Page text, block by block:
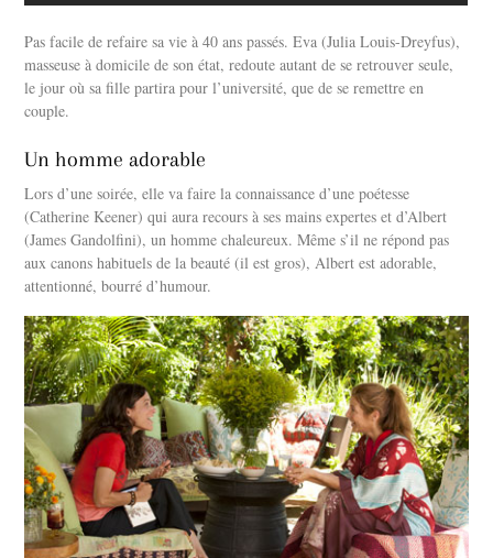
Pas facile de refaire sa vie à 40 ans passés. Eva (Julia Louis-Dreyfus),
masseuse à domicile de son état, redoute autant de se retrouver seule,
le jour où sa fille partira pour l’université, que de se remettre en
couple.
Un homme adorable
Lors d’une soirée, elle va faire la connaissance d’une poétesse
(Catherine Keener) qui aura recours à ses mains expertes et d’Albert
(James Gandolfini), un homme chaleureux. Même s’il ne répond pas
aux canons habituels de la beauté (il est gros), Albert est adorable,
attentionné, bourré d’humour.